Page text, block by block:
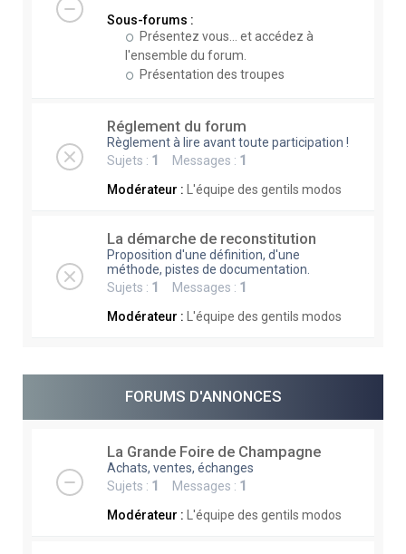
Sous-forums :
Présentez vous... et accédez à
l'ensemble du forum.
Présentation des troupes
Réglement du forum
Règlement à lire avant toute participation !
Sujets : 1 Messages : 1
Modérateur :
L'équipe des gentils modos
La démarche de reconstitution
Proposition d'une définition, d'une
méthode, pistes de documentation.
Sujets : 1 Messages : 1
Modérateur :
L'équipe des gentils modos
FORUMS D'ANNONCES
La Grande Foire de Champagne
Achats, ventes, échanges
Sujets : 1 Messages : 1
Modérateur :
L'équipe des gentils modos